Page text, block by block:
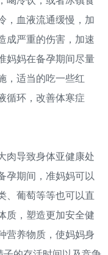
，血液流通缓慢，加
成严重的伤害，加速
妈妈在备孕期间尽量
，适当的吃一些红
循环，改善体寒症
导致身体亚健康处
孕期间，准妈妈可以
、葡萄等等也可以直
质，塑造更加安全健
营养物质，使妈妈身